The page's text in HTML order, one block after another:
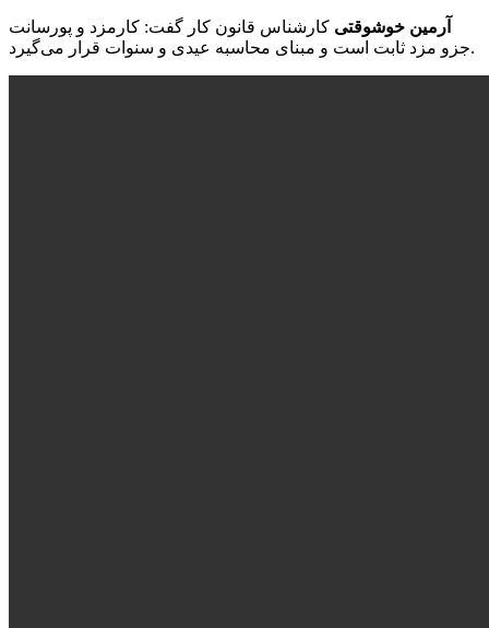
آرمین خوشوقتی کارشناس قانون کار گفت: کارمزد و پورسانت
جزو مزد ثابت است و مبنای محاسبه عیدی و سنوات قرار می‌گیرد.